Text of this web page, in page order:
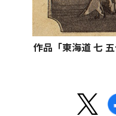
作品「東海道 七